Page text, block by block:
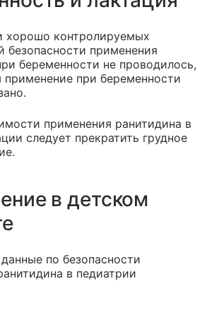
хорошо контролируемых
безопасности применения
беременности не проводилось,
применение при беременности
применения ранитидина в
следует прекратить грудное
в детском
по безопасности
в педиатрии